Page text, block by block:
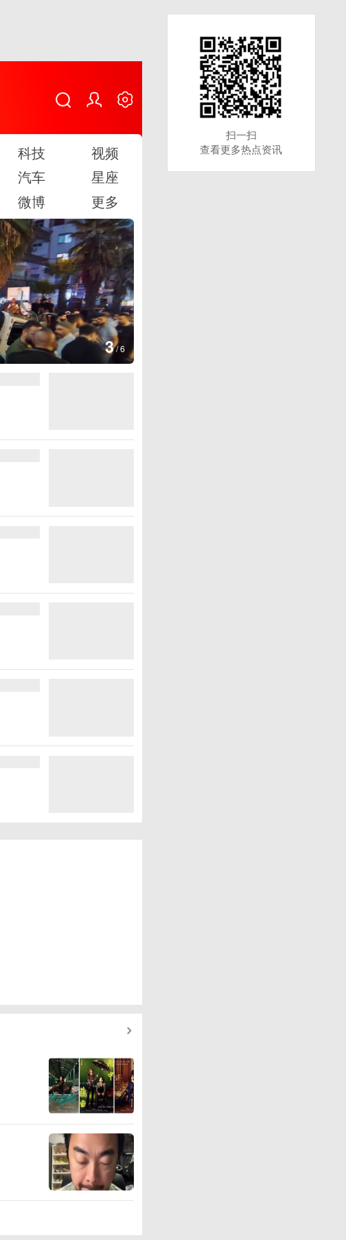
科技
视频
汽车
星座
微博 更多
4/6
扫一扫
查看更多热点资讯
扫一扫
查看更多热点资讯